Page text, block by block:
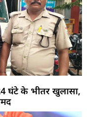
घंटे के भीतर खुलासा,